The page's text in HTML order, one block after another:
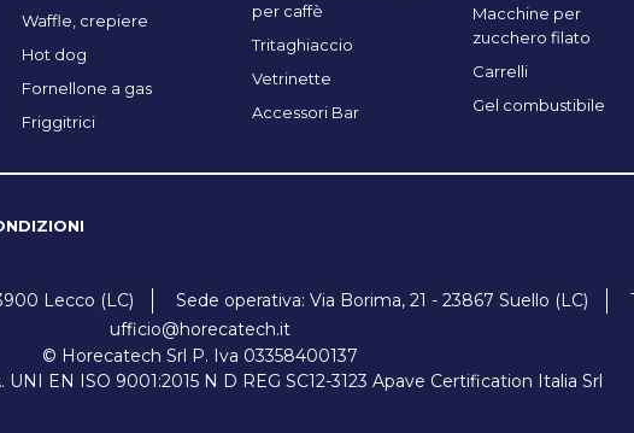
Waffle, crepiere
Hot dog
Fornellone a gas
Friggitrici
per caffè
Tritaghiaccio
Vetrinette
Accessori Bar
Macchine per
zucchero filato
Carrelli
Gel combustibile
Lecco (LC) Sede operativa: Via Borima, 21 - 23867 Suello (LC)
ufficio@horecatech.it
© Horecatech Srl P. Iva 03358400137
UNI EN ISO 9001:2015 N D REG SC12-3123 Apave Certification Italia Srl